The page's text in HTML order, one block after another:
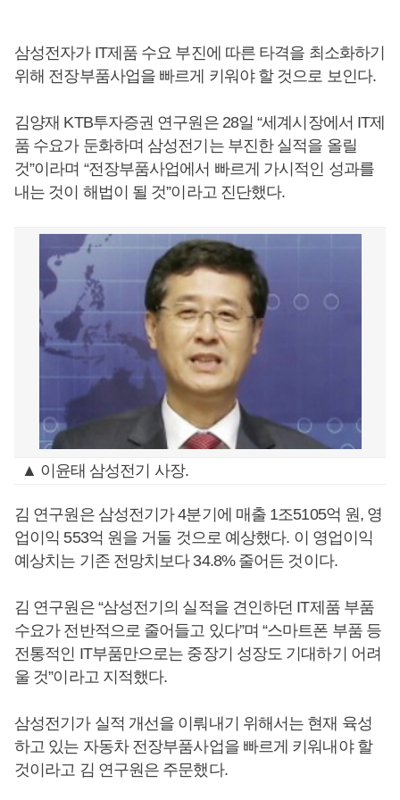
삼성전자가 IT제품 수요 부진에 따른 타격을 최소화하기
위해 전장부품사업을 빠르게 키워야 할 것으로 보인다.
김양재 KTB투자증권 연구원은 28일 “세계시장에서 IT제
품 수요가 둔화하며 삼성전기는 부진한 실적을 올릴
것”이라며 “전장부품사업에서 빠르게 가시적인 성과를
내는 것이 해법이 될 것”이라고 진단했다.
▲ 이윤태 삼성전기 사장.
김 연구원은 삼성전기가 4분기에 매출 1조5105억 원, 영
업이익 553억 원을 거둘 것으로 예상했다. 이 영업이익
예상치는 기존 전망치보다 34.8% 줄어든 것이다.
김 연구원은 “삼성전기의 실적을 견인하던 IT제품 부품
수요가 전반적으로 줄어들고 있다”며 “스마트폰 부품 등
전통적인 IT부품만으로는 중장기 성장도 기대하기 어려
울 것”이라고 지적했다.
삼성전기가 실적 개선을 이뤄내기 위해서는 현재 육성
하고 있는 자동차 전장부품사업을 빠르게 키워내야 할
것이라고 김 연구원은 주문했다.